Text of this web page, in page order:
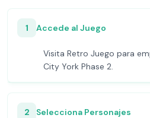
1 Accede al Juego
Visita Retro Juego para
City York Phase 2.
2 Selecciona Personajes